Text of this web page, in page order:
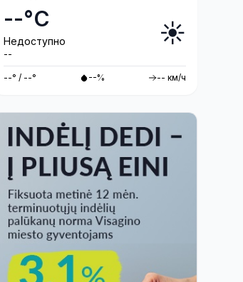
--°C
Недоступно
--
☀️
--° / --° --% -- км/ч